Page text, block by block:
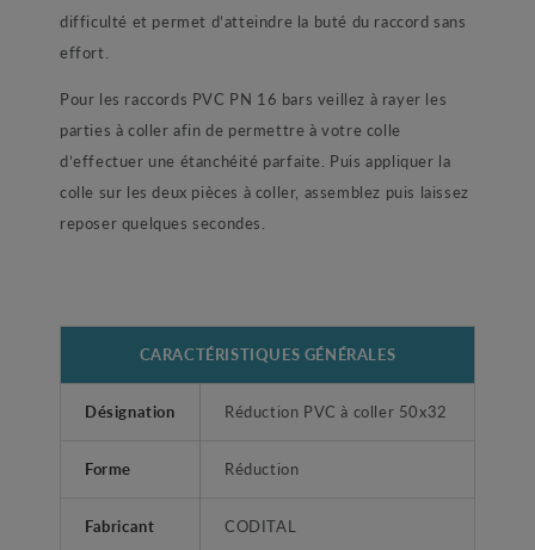
difficulté et permet d’atteindre la buté du raccord sans
effort.
Pour les raccords PVC PN 16 bars veillez à rayer les
parties à coller afin de permettre à votre colle
d’effectuer une étanchéité parfaite. Puis appliquer la
colle sur les deux pièces à coller, assemblez puis laissez
reposer quelques secondes.
CARACTÉRISTIQUES GÉNÉRALES
Désignation Réduction PVC à coller 50x32
Forme Réduction
Fabricant CODITAL